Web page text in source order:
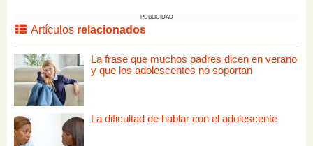
PUBLICIDAD
Artículos relacionados
La frase que muchos padres dicen en verano
y que los adolescentes no soportan
La dificultad de hablar con el adolescente